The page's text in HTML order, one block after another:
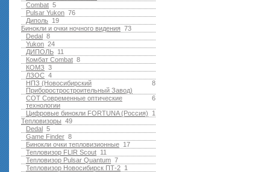
5
Combat
76
Pulsar Yukon
19
Диполь
73
Бинокли и очки ночного видения
8
Dedal
24
Yukon
11
ДИПОЛЬ
8
Комбат Combat
3
КОМЗ
4
ЛЗОС
8
НПЗ (Новосибирский
Приборостростроительный Завод)
6
СОТ Современные оптические
технологии
1
Цифровые бинокли FORTUNA (Россия)
49
Тепловизоры
5
Dedal
8
Game Finder
17
Бинокли очки тепловизионные
11
Тепловизор FLIR Scout
7
Тепловизор Pulsar Quantum
1
Тепловизор Новосибирск ПТ-2